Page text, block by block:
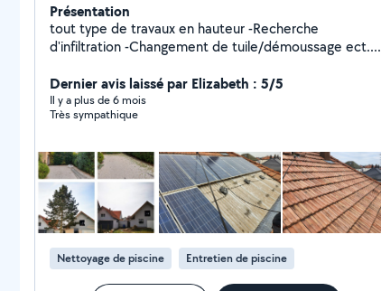
Présentation
tout type de travaux en hauteur -Recherche
d'infiltration -Changement de tuile/démoussage ect......
Dernier avis laissé par Elizabeth : 5/5
Il y a plus de 6 mois
Très sympathique
Nettoyage de piscine Entretien de piscine